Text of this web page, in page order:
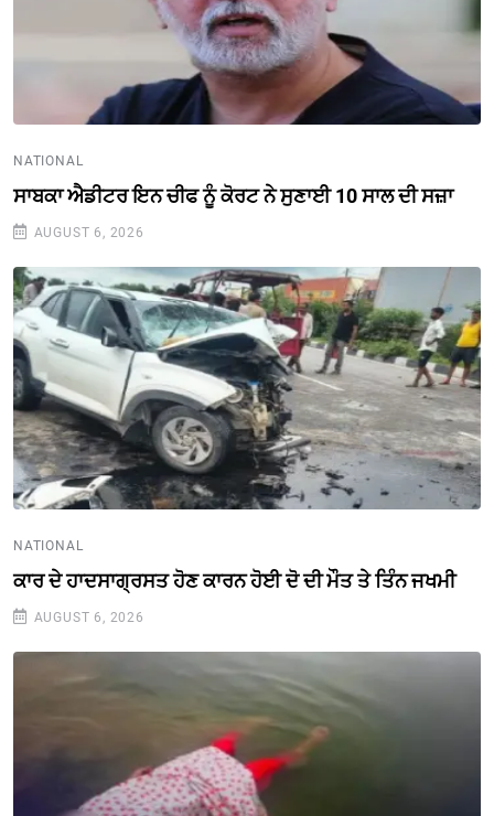
NATIONAL
ਸਾਬਕਾ ਐਡੀਟਰ ਇਨ ਚੀਫ ਨੂੰ ਕੋਰਟ ਨੇ ਸੁਣਾਈ 10 ਸਾਲ ਦੀ ਸਜ਼ਾ
AUGUST 6, 2026
NATIONAL
ਕਾਰ ਦੇ ਹਾਦਸਾਗ੍ਰਸਤ ਹੋਣ ਕਾਰਨ ਹੋਈ ਦੋ ਦੀ ਮੌਤ ਤੇ ਤਿੰਨ ਜਖਮੀ
AUGUST 6, 2026